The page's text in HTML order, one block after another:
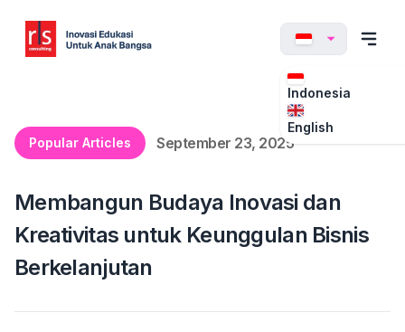
Indonesia
English
Popular Articles
September 23, 2025
Membangun Budaya Inovasi dan
Kreativitas untuk Keunggulan Bisnis
Berkelanjutan